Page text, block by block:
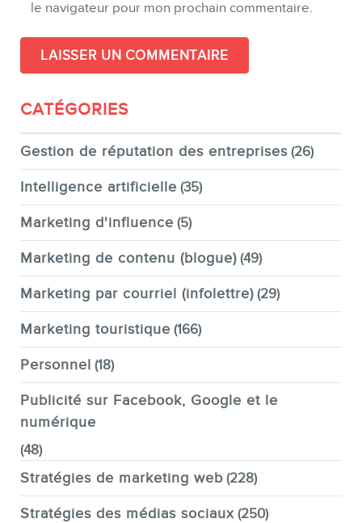
le navigateur pour mon prochain commentaire.
CATÉGORIES
Gestion de réputation des entreprises (26)
Intelligence artificielle (35)
Marketing d'influence (5)
Marketing de contenu (blogue) (49)
Marketing par courriel (infolettre) (29)
Marketing touristique (166)
Personnel (18)
Publicité sur Facebook, Google et le
numérique
(48)
Stratégies de marketing web (228)
Stratégies des médias sociaux (250)